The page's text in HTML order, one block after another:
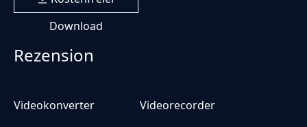
Download
Rezension
Videokonverter
Videorecorder